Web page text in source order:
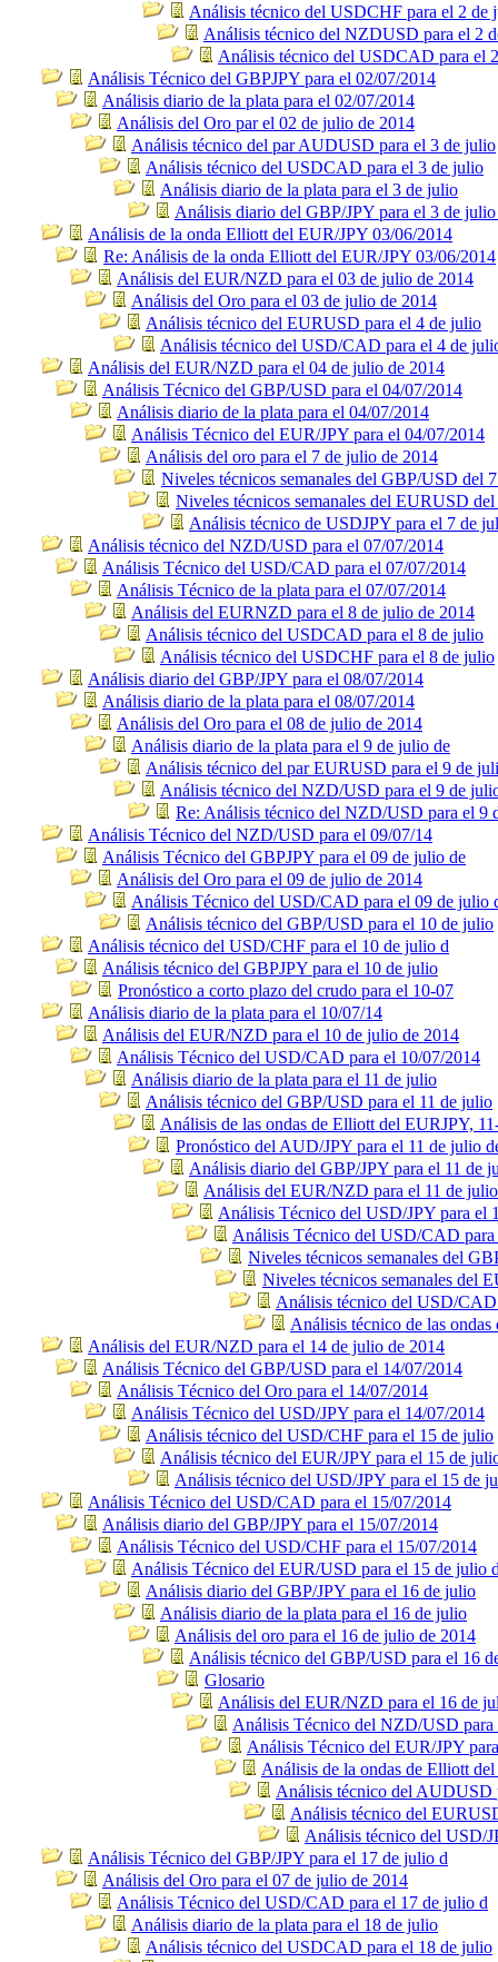
Análisis técnico del USDCHF para el 2 de
Análisis técnico del NZDUSD para el 2
Análisis técnico del USDCAD para el
Análisis Técnico del GBPJPY para el 02/07/2014
Análisis diario de la plata para el 02/07/2014
Análisis del Oro par el 02 de julio de 2014
Análisis técnico del par AUDUSD para el 3 de julio
Análisis técnico del USDCAD para el 3 de julio
Análisis diario de la plata para el 3 de julio
Análisis diario del GBP/JPY para el 3 de julio
Análisis de la onda Elliott del EUR/JPY 03/06/2014
Re: Análisis de la onda Elliott del EUR/JPY 03/06/2014
Análisis del EUR/NZD para el 03 de julio de 2014
Análisis del Oro para el 03 de julio de 2014
Análisis técnico del EURUSD para el 4 de julio
Análisis técnico del USD/CAD para el 4 de
Análisis del EUR/NZD para el 04 de julio de 2014
Análisis Técnico del GBP/USD para el 04/07/2014
Análisis diario de la plata para el 04/07/2014
Análisis Técnico del EUR/JPY para el 04/07/2014
Análisis del oro para el 7 de julio de 2014
Niveles técnicos semanales del GBP/USD del
Niveles técnicos semanales del EURUSD del
Análisis técnico de USDJPY para el 7 de
Análisis técnico del NZD/USD para el 07/07/2014
Análisis Técnico del USD/CAD para el 07/07/2014
Análisis Técnico de la plata para el 07/07/2014
Análisis del EURNZD para el 8 de julio de 2014
Análisis técnico del USDCAD para el 8 de julio
Análisis técnico del USDCHF para el 8 de julio
Análisis diario del GBP/JPY para el 08/07/2014
Análisis diario de la plata para el 08/07/2014
Análisis del Oro para el 08 de julio de 2014
Análisis diario de la plata para el 9 de julio de
Análisis técnico del par EURUSD para el 9 de
Análisis técnico del NZD/USD para el 9 de
Re: Análisis técnico del NZD/USD para el 9
Análisis Técnico del NZD/USD para el 09/07/14
Análisis Técnico del GBPJPY para el 09 de julio de
Análisis del Oro para el 09 de julio de 2014
Análisis Técnico del USD/CAD para el 09 de julio
Análisis técnico del GBP/USD para el 10 de julio
Análisis técnico del USD/CHF para el 10 de julio d
Análisis técnico del GBPJPY para el 10 de julio
Pronóstico a corto plazo del crudo para el 10-07
Análisis diario de la plata para el 10/07/14
Análisis del EUR/NZD para el 10 de julio de 2014
Análisis Técnico del USD/CAD para el 10/07/2014
Análisis diario de la plata para el 11 de julio
Análisis técnico del GBP/USD para el 11 de julio
Análisis de las ondas de Elliott del EURJPY,
Pronóstico del AUD/JPY para el 11 de julio
Análisis diario del GBP/JPY para el 11 de
Análisis del EUR/NZD para el 11 de
Análisis Técnico del USD/JPY para el
Análisis Técnico del USD/CAD
Niveles técnicos semanales del
Niveles técnicos semanales del
Análisis técnico del USD/
Análisis técnico de las
Análisis del EUR/NZD para el 14 de julio de 2014
Análisis Técnico del GBP/USD para el 14/07/2014
Análisis Técnico del Oro para el 14/07/2014
Análisis Técnico del USD/JPY para el 14/07/2014
Análisis técnico del USD/CHF para el 15 de julio
Análisis técnico del EUR/JPY para el 15 de
Análisis técnico del USD/JPY para el 15 de
Análisis Técnico del USD/CAD para el 15/07/2014
Análisis diario del GBP/JPY para el 15/07/2014
Análisis Técnico del USD/CHF para el 15/07/2014
Análisis Técnico del EUR/USD para el 15 de julio
Análisis diario del GBP/JPY para el 16 de julio
Análisis diario de la plata para el 16 de julio
Análisis del oro para el 16 de julio de 2014
Análisis técnico del GBP/USD para el 16
Glosario
Análisis del EUR/NZD para el 16 de
Análisis Técnico del NZD/USD para
Análisis Técnico del EUR/JPY
Análisis de la ondas de Elliott
Análisis técnico del AUDUSD
Análisis técnico del
Análisis técnico del USD/
Análisis Técnico del GBP/JPY para el 17 de julio d
Análisis del Oro para el 07 de julio de 2014
Análisis Técnico del USD/CAD para el 17 de julio d
Análisis diario de la plata para el 18 de julio
Análisis técnico del USDCAD para el 18 de julio